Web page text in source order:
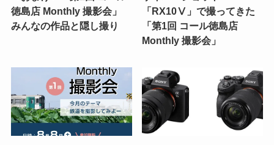
徳島店 Monthly 撮影会」
みんなの作品と隠し撮り
「RX10Ⅴ」で撮ってきた
「第1回 コール徳島店
Monthly 撮影会」